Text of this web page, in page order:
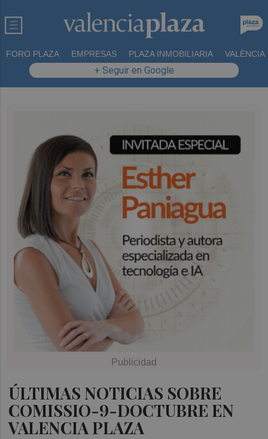
FORO PLAZA EMPRESAS PLAZA INMOBILIARIA VALÈNCIA
+ Seguir en Google
ÚLTIMAS NOTICIAS SOBRE
COMISSIO-9-DOCTUBRE EN
VALENCIA PLAZA